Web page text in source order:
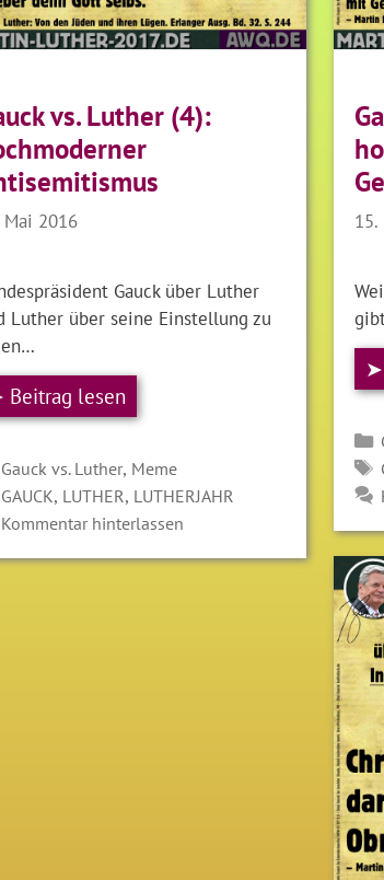
vs. Luther (4):
Mai 2016
Gauck über Luther
Luther über seine Einstellung zu
Beitrag lesen
Kategorien
Gauck vs. Luther, Meme
SCHLAGWÖRTER
GAUCK, LUTHER, LUTHERJAHR
Kommentar hinterlassen
➤